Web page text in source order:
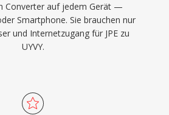
Converter auf jedem Gerät —
Smartphone. Sie brauchen nur
und Internetzugang für JPE zu
UYVY.